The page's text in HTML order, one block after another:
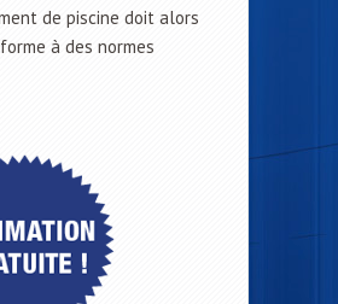
de piscine doit alors
à des normes